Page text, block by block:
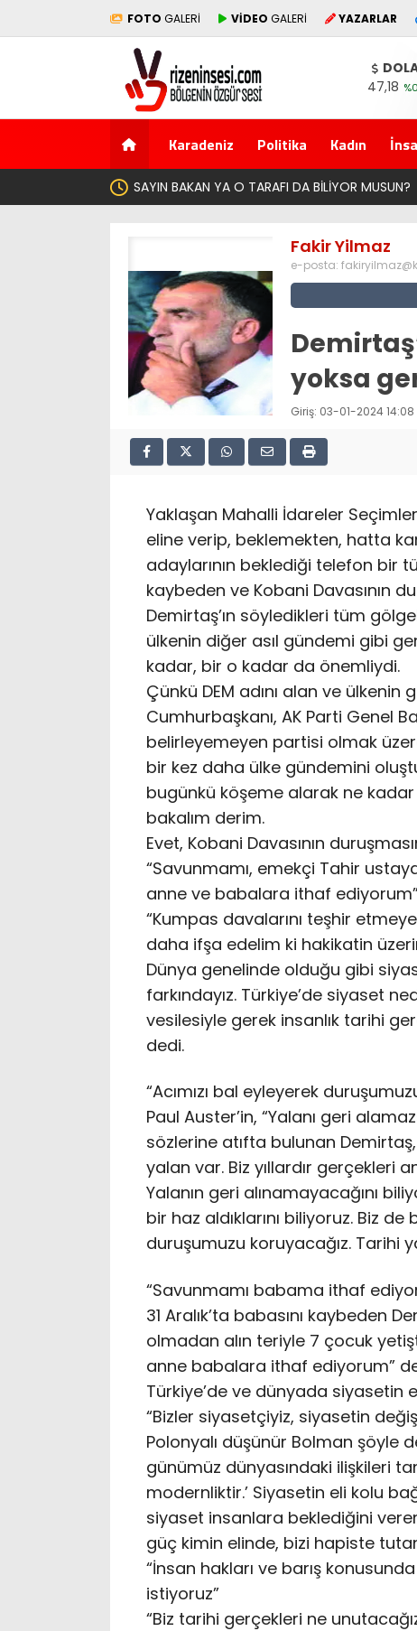
FOTO GALERİ VİDEO GALERİ YAZARLAR
47,18
Karadeniz Politika Kadın
Fakir Yilmaz
e-posta:
yoksa
Giriş: 03-01-2024 14:08
Yaklaşan Mahalli İdareler
eline verip, beklemekten, hatta
adaylarının beklediği telefon bir
kaybeden ve Kobani Davasının
Demirtaş’ın söyledikleri tüm
ülkenin diğer asıl gündemi gibi
kadar, bir o kadar da önemliydi.
Çünkü DEM adını alan ve
Cumhurbaşkanı, AK Parti Genel
belirleyemeyen partisi olmak
bir kez daha ülke gündemini
bugünkü köşeme alarak ne
bakalım derim.
Evet, Kobani Davasının
“Savunmamı, emekçi Tahir
anne ve babalara ithaf
“Kumpas davalarını teşhir
daha ifşa edelim ki hakikatin
Dünya genelinde olduğu gibi
farkındayız. Türkiye’de siyaset
vesilesiyle gerek insanlık tarihi
dedi.
“Acımızı bal eyleyerek
Paul Auster’in, “Yalanı geri
sözlerine atıfta bulunan Demirtaş,
yalan var. Biz yıllardır gerçekleri
Yalanın geri alınamayacağını
bir haz aldıklarını biliyoruz. Biz
duruşumuzu koruyacağız. Tarihi
“Savunmamı babama ithaf
31 Aralık’ta babasını kaybeden
olmadan alın teriyle 7 çocuk
anne babalara ithaf ediyorum”
Türkiye’de ve dünyada siyasetin
“Bizler siyasetçiyiz, siyasetin
Polonyalı düşünür Bolman şöyle
günümüz dünyasındaki ilişkileri
modernliktir.’ Siyasetin eli kolu
siyaset insanlara beklediğini
güç kimin elinde, bizi hapiste
“İnsan hakları ve barış
istiyoruz”
“Biz tarihi gerçekleri ne